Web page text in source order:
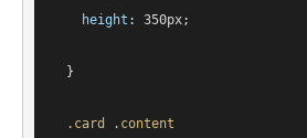
height : 350px;
  }
.card .content